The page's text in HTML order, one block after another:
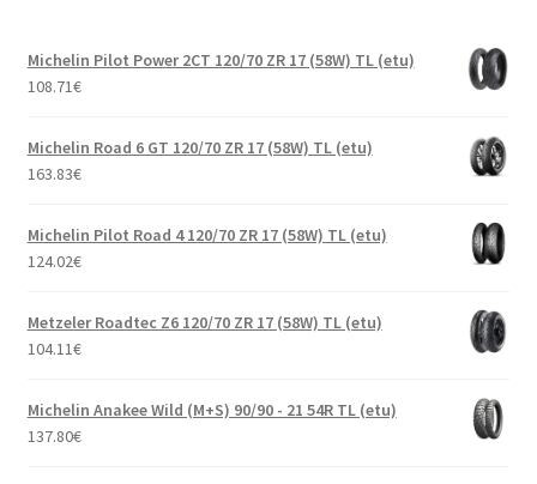
Michelin Pilot Power 2CT 120/70 ZR 17 (58W) TL (etu)
108.71€
Michelin Road 6 GT 120/70 ZR 17 (58W) TL (etu)
163.83€
Michelin Pilot Road 4 120/70 ZR 17 (58W) TL (etu)
124.02€
Metzeler Roadtec Z6 120/70 ZR 17 (58W) TL (etu)
104.11€
Michelin Anakee Wild (M+S) 90/90 - 21 54R TL (etu)
137.80€